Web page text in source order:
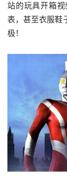
站的玩具开箱
表，甚至衣服鞋
极！